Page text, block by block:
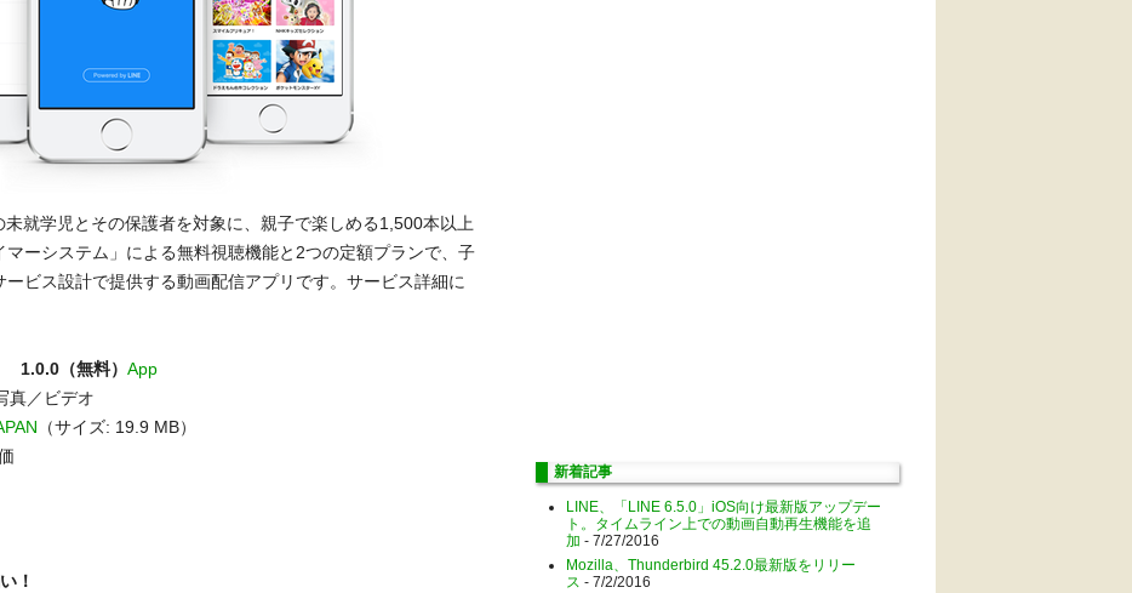
未就学児とその保護者を対象に、親子で楽しめる1,500本以上
ーシステム」による無料視聴機能と2つの定額プランで、子
ビス設計で提供する動画配信アプリです。サービス詳細に
1.0.0（無料） App
真／ビデオ
（サイズ: 19.9 MB）
！
新着記事
LINE、「LINE 6.5.0」iOS向け最新版アップデー
ト。タイムライン上での動画自動再生機能を追
加 - 7/27/2016
Mozilla、Thunderbird 45.2.0最新版をリリー
ス - 7/2/2016